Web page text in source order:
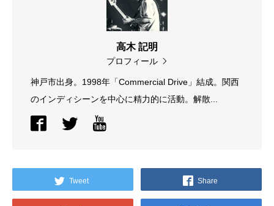
高木 記明
プロフィール
神戸市出身。1998年「Commercial Drive」結成。関西
のインディシーンを中心に精力的に活動。解散...
Tweet Share